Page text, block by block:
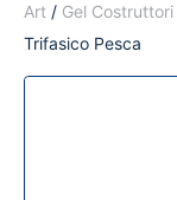
Art / Gel Costruttori
Trifasico Pesca